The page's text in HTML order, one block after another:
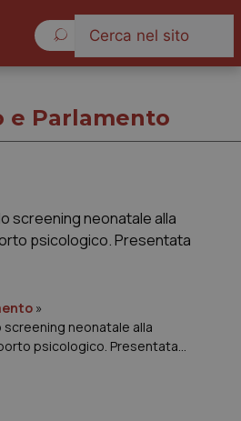
e Parlamento
»
screening neonatale alla
psicologico. Presentata